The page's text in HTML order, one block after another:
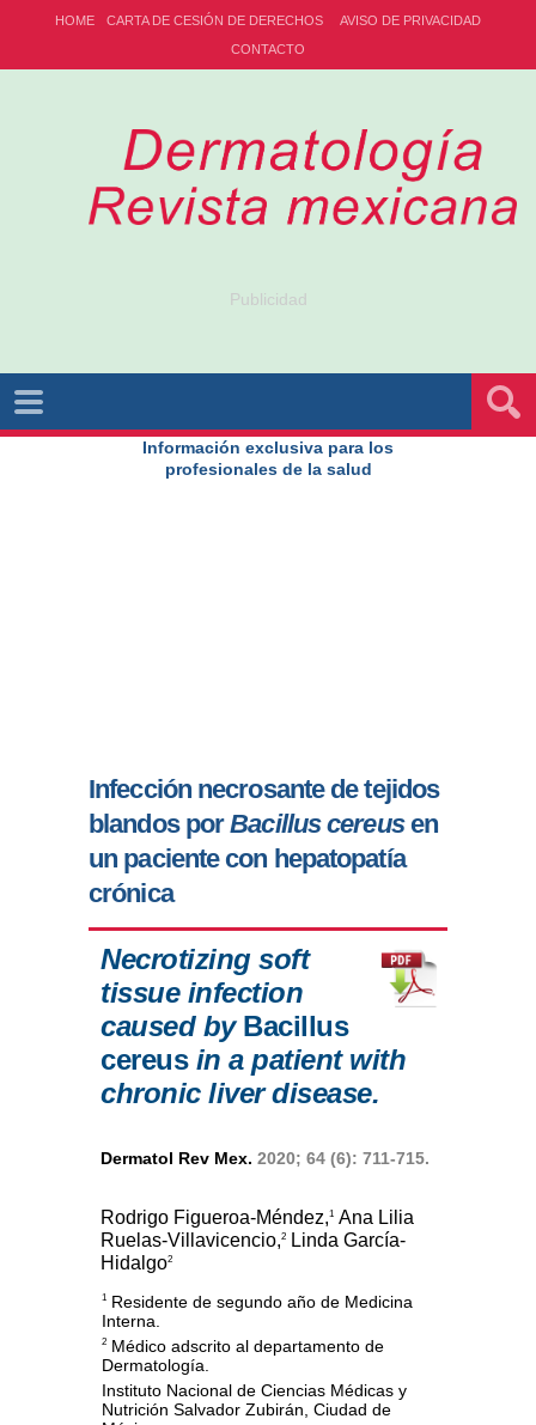
HOME CARTA DE CESIÓN DE DERECHOS
AVISO DE PRIVACIDAD
CONTACTO
Publicidad
Información exclusiva para los
profesionales de la salud
Infección necrosante de tejidos
blandos porBacillus cereusen
un paciente con hepatopatía
crónica
Necrotizing soft
tissue infection
caused byBacillus
cereusin a patient with
chronic liver disease.
Dermatol Rev Mex. 2020; 64 (6): 711-715.
Rodrigo Figueroa-Méndez,1
Ana Lilia
Ruelas-Villavicencio,2
Linda García-
Hidalgo2
1 Residente de segundo año de Medicina
Interna.
2 Médico adscrito al departamento de
Dermatología.
Instituto Nacional de Ciencias Médicas y
Nutrición Salvador Zubirán, Ciudad de